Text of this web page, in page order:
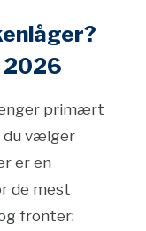
2026
primært
du vælger
er en
de mest
fronter: